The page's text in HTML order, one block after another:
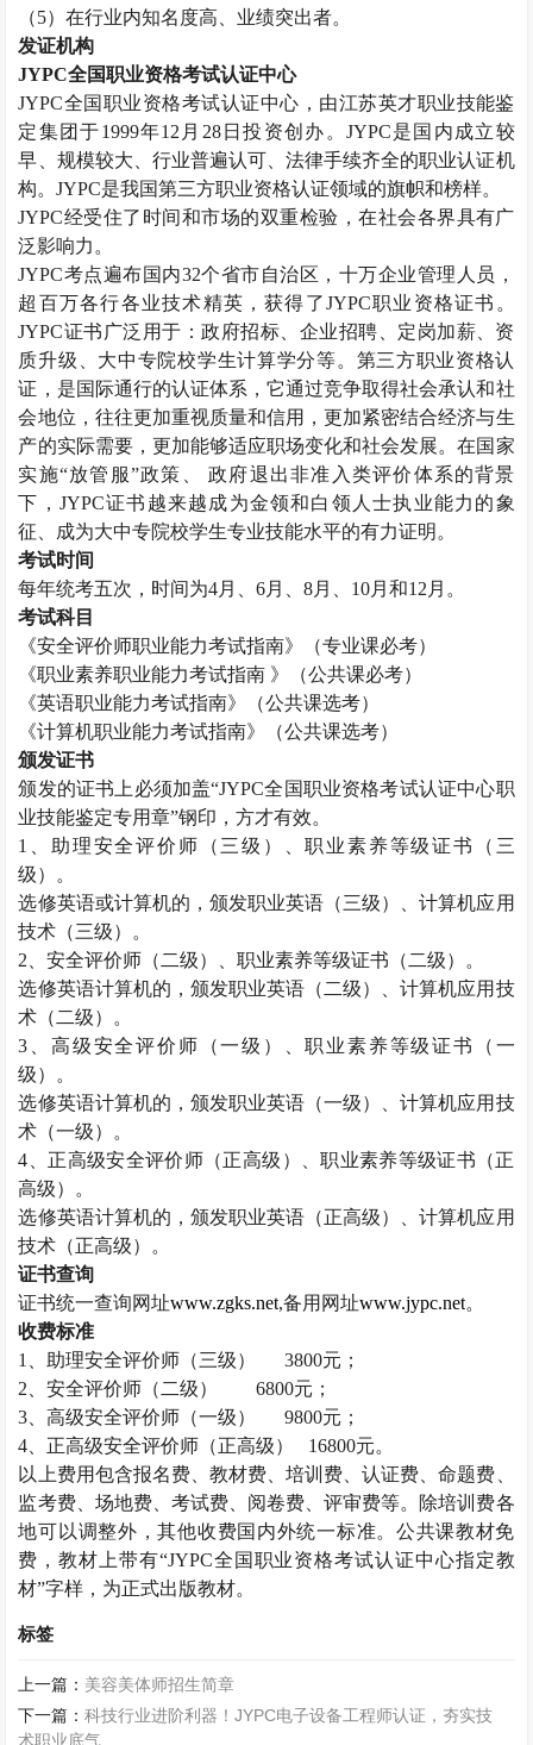
（5）在行业内知名度高、业绩突出者。
发证机构
JYPC全国职业资格考试认证中心
JYPC全国职业资格考试认证中心，由江苏英才职业技能鉴
定集团于1999年12 月 28日投资创办。 JYPC是国内成立较
早、规模较大、行业普遍认可、法律手续齐全的职业认证机
构。JYPC是我国第三方职业资格认证领域的旗帜和榜样。
JYPC经受住了时间和市场的双重检验，在社会各界具有广
泛影响力。
JYPC考点遍布国内32个省市自治区，十万企业管理人员，
超百万各行各业技术精英，获得了JYPC职业资格证书。
JYPC证书广泛用于：政府招标、企业招聘、定岗加薪、资
质升级、大中专院校学生计算学分等。第三方职业资格认
证，是国际通行的认证体系，它通过竞争取得社会承认和社
会地位，往往更加重视质量和信用，更加紧密结合经济与生
产的实际需要，更加能够适应职场变化和社会发展。在国家
实施“放管服”政策、 政府退出非准入类评价体系的背景
下， JYPC证书越来越成为金领和白领人士执业能力的象
征、成为大中专院校学生专业技能水平的有力证明。
考试时间
每年统考五次，时间为4月、6月、8月、 10月和12 月。
考试科目
《安全评价师职业能力考试指南》（专业课必考）
《职业素养职业能力考试指南 》（公共课必考）
《英语职业能力考试指南》（公共课选考）
《计算机职业能力考试指南》（公共课选考）
颁发证书
颁发的证书上必须加盖“JYPC全国职业资格考试认证中心职
业技能鉴定专用章”钢印，方才有效。
1
、助理安全评价师（三级）、职业素养等级证书（三
级）。
选修英语或计算机的，颁发职业英语（三级）、计算机应用
技术（三级）。
2 、安全评价师（二级）、职业素养等级证书（二级）。
选修英语计算机的，颁发职业英语（二级）、计算机应用技
术（二级）。
3 、高级安全评价师（一级）、职业素养等级证书（一
级）。
选修英语计算机的，颁发职业英语（一级）、计算机应用技
术（一级）。
4 、正高级安全评价师（正高级）、职业素养等级证书（正
高级）。
选修英语计算机的，颁发职业英语（正高级）、计算机应用
技术（正高级）。
证书查询
证书统一查询网址www.zgks.net,备用网址www.jypc.net。
收费标准
1
、助理安全评价师（三级） 3800元；
2 、安全评价师（二级） 6800元；
3 、高级安全评价师（一级） 9800元；
4 、正高级安全评价师（正高级） 16800元。
以上费用包含报名费、教材费、培训费、认证费、命题费、
监考费、场地费、考试费、阅卷费、评审费等。除培训费各
地可以调整外，其他收费国内外统一标准。公共课教材免
费，教材上带有“JYPC全国职业资格考试认证中心指定教
材”字样，为正式出版教材。
标签
上一篇： 美容美体师招生简章
下一篇：科技行业进阶利器！JYPC电子设备工程师认证，夯实技
术职业底气